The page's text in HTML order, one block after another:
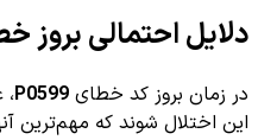
دلایل احتمالی بروز
در زمان بروز کد خطای P0599
این اختلال شوند که مهم‌ترین